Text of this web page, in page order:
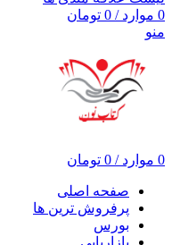
0 موارد /
0 تومان
منو
0 موارد /
0 تومان
صفحه اصلی
پرفروش ترین ها
بورس
بازاریابی